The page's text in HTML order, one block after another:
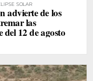
SOLAR
advierte de los
las
del 12 de agosto